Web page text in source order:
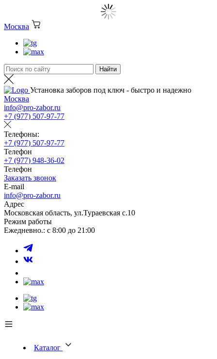
Москва
Установка заборов под ключ - быстро и надежно
Москва
info@pro-zabor.ru
+7 (977) 507-97-77
Телефоны:
+7 (977) 507-97-77
Телефон
+7 (977) 948-36-02
Телефон
Заказать звонок
E-mail
info@pro-zabor.ru
Адрес
Московская область, ул.Тураевская с.10
Режим работы
Ежедневно.: с 8:00 до 21:00
Каталог